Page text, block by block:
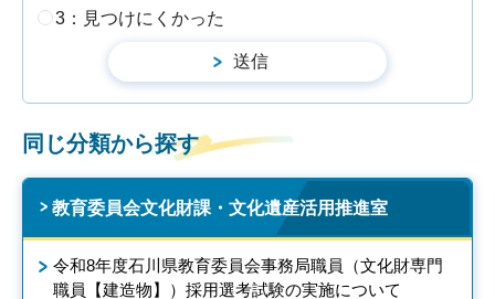
3：見つけにくかった
同じ分類から探す
教育委員会文化財課・文化遺産活用推進室
令和8年度石川県教育委員会事務局職員（文化財専門
職員【建造物】）採用選考試験の実施について